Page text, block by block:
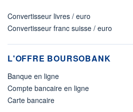
Convertisseur livres / euro
Convertisseur franc suisse / euro
L'OFFRE BOURSOBANK
Banque en ligne
Compte bancaire en ligne
Carte bancaire